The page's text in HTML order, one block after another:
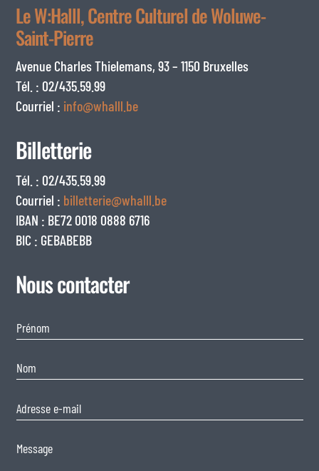
Le W:Halll, Centre Culturel de Woluwe-
Saint-Pierre
Avenue Charles Thielemans, 93 – 1150 Bruxelles
Tél. : 02/435.59.99
Courriel : info@whalll.be
Billetterie
Tél. : 02/435.59.99
Courriel : billetterie@whalll.be
IBAN : BE72 0018 0888 6716
BIC : GEBABEBB
Nous contacter